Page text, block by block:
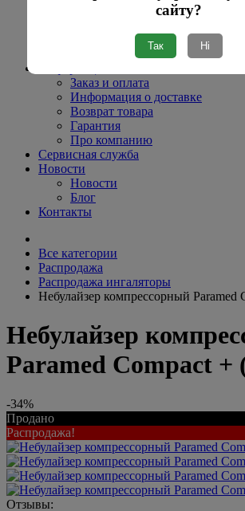
Витратні
Распродажа
Заказ и оплата
Информация о доставке
Возврат товара
Гарантия
Про компанию
Сервисная служба
Новости
Новости
Блог
Контакты
Все категории
Распродажа
Распродажа ингаляторы
Небулайзер компрессорный Paramed
Небулайзер
Paramed Compact +
-34%
Продано
Распродажа!
Отзывы:
сайту?
Так Ні